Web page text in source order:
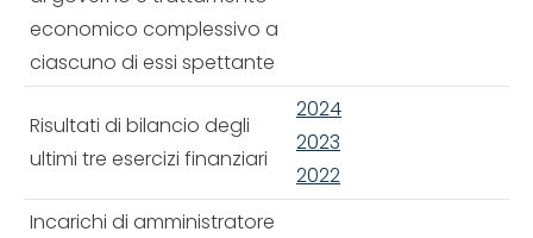
economico complessivo a
ciascuno di essi spettante
Risultati di bilancio degli
ultimi tre esercizi finanziari
2024
2023
2022
Incarichi di amministratore